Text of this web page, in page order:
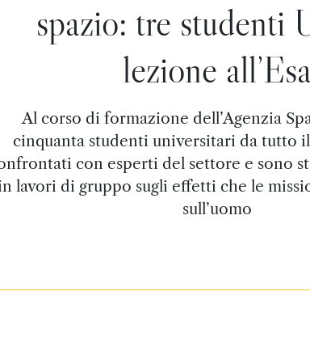
spazio: tre studenti
lezione all’Esa
Al corso di formazione dell’Agenzia
cinquanta studenti universitari da tutto
con esperti del settore e sono
lavori di gruppo sugli effetti che le
sull’uomo